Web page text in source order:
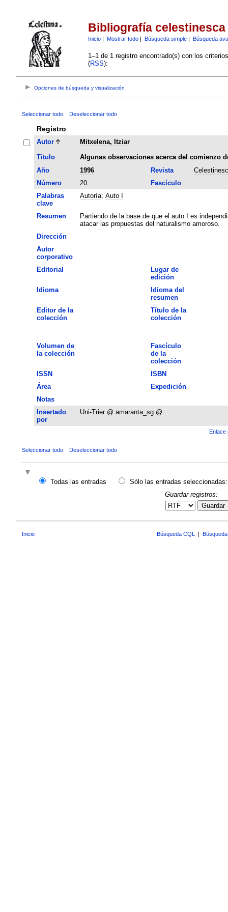
Bibliografía celestinesca
Inicio| Mostrar todo| Búsqueda simple| Búsqueda
1–1 de 1 registro encontrado(s) con los
(RSS):
Opciones de búsqueda y visualización
Seleccionar todo Deseleccionar todo
Registro
Autor
Mitxelena, Itziar
Título
Algunas observaciones acerca del comienzo
Año
1996 Revista
Número
20
Fascículo
Palabras
clave
Autoría; Auto I
Resumen
Partiendo de la base de que el auto I es
atacar las propuestas del naturalismo amoroso.
Dirección
Autor
corporativo
Editorial
Lugar de
edición
Idioma
Idioma del
resumen
Editor de la
colección
Título de la
colección
Volumen de
la colección
Fascículo
de la
colección
ISSN
ISBN
Área
Expedición
Notas
Insertado
por
Uni-Trier @ amaranta_sg @
Enlace
Seleccionar todo Deseleccionar todo
Todas las entradas
Sólo las entradas seleccionadas:
Guardar registros:
Guardar
Inicio Búsqueda CQL